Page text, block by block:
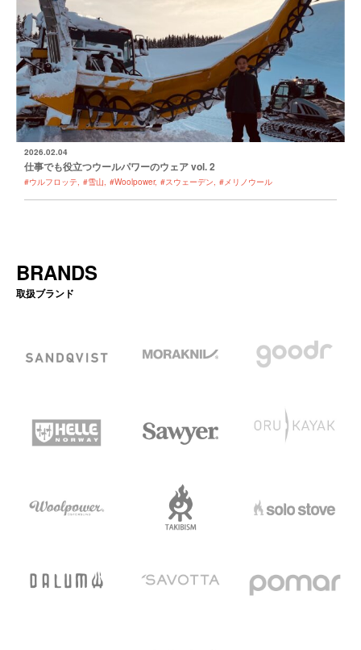
2026.02.04
仕事でも役立つウールパワーのウェア vol. 2
#ウルフロッテ #雪山 #Woolpower #スウェーデン #メリノウール
BRANDS
取扱ブランド